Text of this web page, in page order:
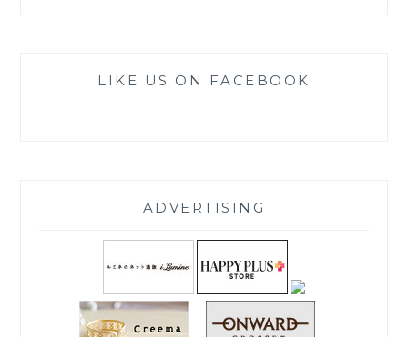
LIKE US ON FACEBOOK
ADVERTISING